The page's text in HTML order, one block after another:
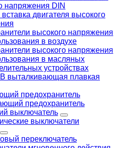
напряжения DIN
двигателя высокого
высокого напряжения
в воздухе
высокого напряжения
в масляных
устройствах
выталкивающая плавкая
предохранитель
предохранитель
выключатель
выключатели
переключатель